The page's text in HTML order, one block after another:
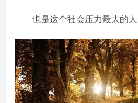
也是这个社会压力最大的人